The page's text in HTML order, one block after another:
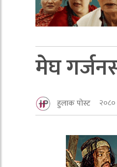
मेघ
हुलाक पोस्ट २०८०